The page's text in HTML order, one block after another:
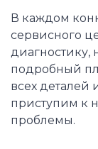
В каждом
сервисного
диагностику,
подробный
всех деталей
приступим к
проблемы.